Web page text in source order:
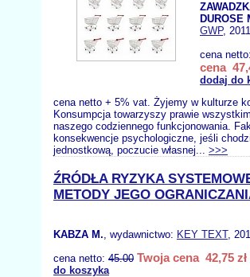
DUROSE
GWP,
cena
cena
dodaj do
cena netto + 5% vat. Żyjemy w kulturze
Konsumpcja towarzyszy prawie
naszego codziennego funkcjonowania.
konsekwencje psychologiczne, jeśli
jednostkową, poczucie własnej... >>>
ŹRÓDŁA RYZYKA
METODY JEGO
KABZA M., wydawnictwo: KEY TEXT,
cena netto: 45.00 Twoja cena 42,75 zł
do koszyka